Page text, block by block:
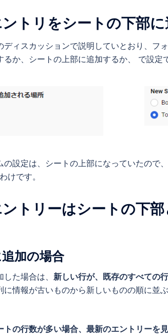
トリをシートの下部
ディスカッションで説明していとおり、フ
か、シートの上部に追加するか、 で設定
設定は、シートの上部になっていたので
けです。
トリーはシートの下
加の場合
た場合は、 新しい行が、既存のすべての
に情報が古いものから新しいものの順に並
の行数が多い場合、最新のエントリーを